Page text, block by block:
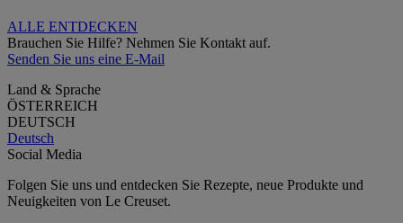
ALLE ENTDECKEN
Brauchen Sie Hilfe? Nehmen Sie Kontakt auf.
Senden Sie uns eine E-Mail
Land & Sprache
ÖSTERREICH
DEUTSCH
Deutsch
Social Media
Folgen Sie uns und entdecken Sie Rezepte, neue Produkte und
Neuigkeiten von Le Creuset.